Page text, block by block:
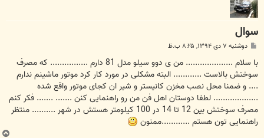
سوال
ت
دوشنبه ۷ دی ۱۳۹۴, ۸:۲۵ ب.ظ
با سلام .................... من ی دوو سیلو مدل 81 دارم ................ که مصرف
سوختش بالاست ............ البته مشکلی در مورد کار کرد موتور ماشینم ندارم
.... و ضمنا محل نصب مخزن کانیستر و شیر ان کجای موتور واقع شده
................... لطفا دوستان اهل فن من رو راهنمایی کنن ....... ....... فکر کنم
مصرف سوختش بین 12 تا 14 در 100 کیلومتر هستش در شهر .......... منتظر
راهنمایی تون هستم ............ممنون